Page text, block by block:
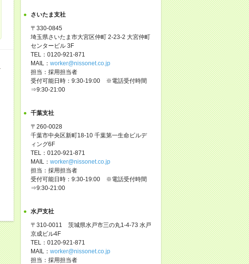
さいたま支社
〒330-0845
埼玉県さいたま市大宮区仲町 2-23-2 大宮仲町
センタービル 3F
TEL：0120-921-871
MAIL： worker@nissonet.co.jp
担当：採用担当者
受付可能日時：9:30-19:00 ※電話受付時間
⇒9:30-21:00
千葉支社
〒260-0028
千葉市中央区新町18-10 千葉第一生命ビルデ
ィング6F
TEL：0120-921-871
MAIL： worker@nissonet.co.jp
担当：採用担当者
受付可能日時：9:30-19:00 ※電話受付時間
⇒9:30-21:00
水戸支社
〒310-0011 茨城県水戸市三の丸1-4-73 水戸
京成ビル4F
TEL：0120-921-871
MAIL： worker@nissonet.co.jp
担当：採用担当者